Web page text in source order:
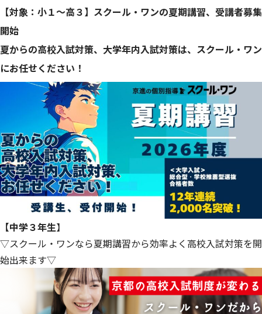
【対象：小１～高３】スクール・ワンの夏期講習、受講者募集
開始
夏からの高校入試対策、大学年内入試対策は、スクール・ワン
にお任せください！
【中学３年生】
▽スクール・ワンなら夏期講習から効率よく高校入試対策を開
始出来ます▽